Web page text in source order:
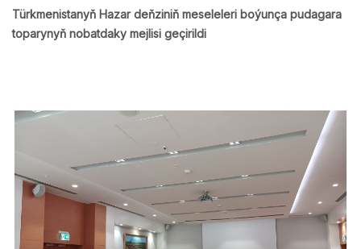
Türkmenistanyň Hazar deňziniň meseleleri boýunça pudagara
toparynyň nobatdaky mejlisi geçirildi